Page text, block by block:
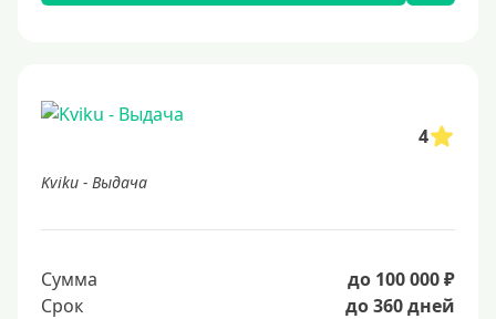
4
Kviku - Выдача
Сумма
до 100 000 ₽
Срок
до 360 дней